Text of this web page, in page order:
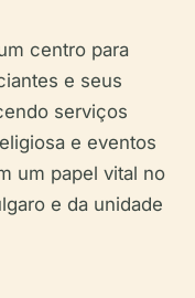
centro para
e seus
serviços
e eventos
um papel vital no
e da unidade